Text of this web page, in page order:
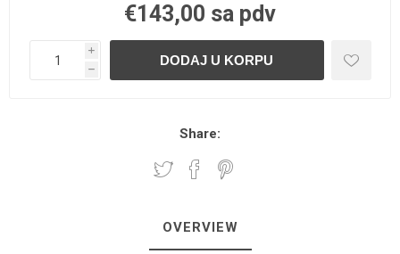
€143,00 sa pdv
i
h
Share:
OVERVIEW